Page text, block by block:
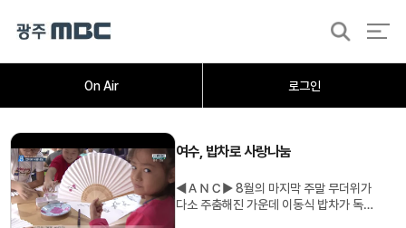
On Air 로그인
검
오늘의뉴스뉴스데스크 취재가시작되자
여수, 밥차로 사랑나눔
◀ＡＮＣ▶ 8월의 마지막 주말 무더위가
다소 주춤해진 가운데 이동식 밥차가 독거